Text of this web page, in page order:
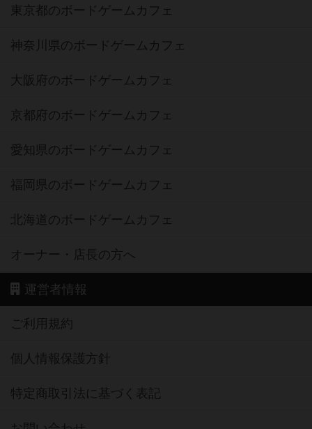
東京都のボードゲームカフェ
神奈川県のボードゲームカフェ
大阪府のボードゲームカフェ
京都府のボードゲームカフェ
愛知県のボードゲームカフェ
福岡県のボードゲームカフェ
北海道のボードゲームカフェ
オーナー・店長の方へ
運営者情報
ご利用規約
個人情報保護方針
特定商取引法に基づく表記